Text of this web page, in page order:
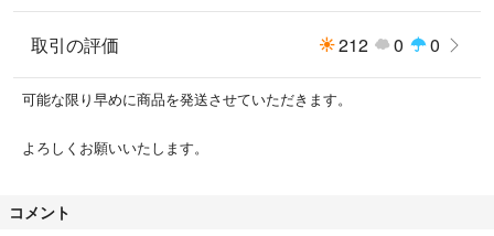
取引の評価 212 0 0
可能な限り早めに商品を発送させていただきます。
よろしくお願いいたします。
コメント